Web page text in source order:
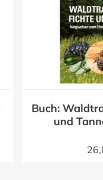
Buch:
und